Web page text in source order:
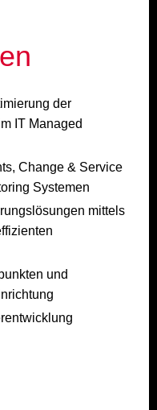
der
IT Managed
Change & Service
Systemen
mittels
und